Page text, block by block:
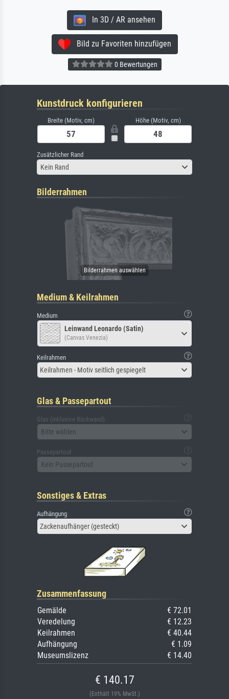
In 3D / AR ansehen
Bild zu Favoriten hinzufügen
0 Bewertungen
Kunstdruck konfigurieren
Breite (Motiv, cm) Höhe (Motiv, cm)
Zusätzlicher Rand
Kein Rand
Bilderrahmen
Medium & Keilrahmen
Medium
Leinwand Leonardo (Satin)
(Canvas Venezia)
Keilrahmen
Keilrahmen - Motiv seitlich gespiegelt
Glas & Passepartout
Glas (inklusive Rückwand)
Bitte wählen
Passepartout
Kein Passepartout
Sonstiges & Extras
Aufhängung
Zackenaufhänger (gesteckt)
Zusammenfassung
Gemälde
€ 72.01
Veredelung
€ 12.23
Keilrahmen
€ 40.44
Aufhängung
€ 1.09
Museumslizenz
€ 14.40
€ 140.17
(Enthält 19% MwSt.)